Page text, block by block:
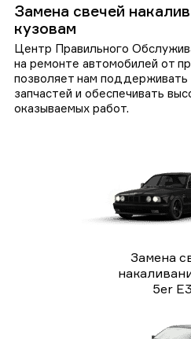
Замена свечей
кузовам
Центр Правильного
на ремонте автомобилей от
позволяет нам поддерживать
запчастей и обеспечивать
оказываемых работ.
Замена
5er